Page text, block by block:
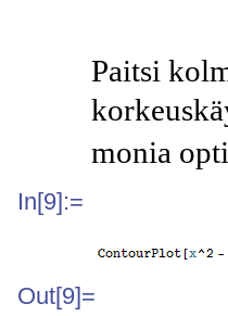
Paitsi
monia
In[9]:=
Out[9]=